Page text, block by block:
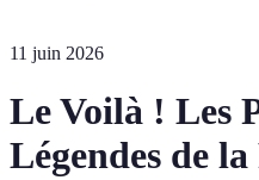
11 juin 2026
Le Voilà ! Les
Légendes de